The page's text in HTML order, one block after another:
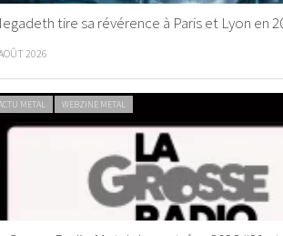
tire sa révérence à Paris et Lyon en
2026
METAL WEBZINE METAL